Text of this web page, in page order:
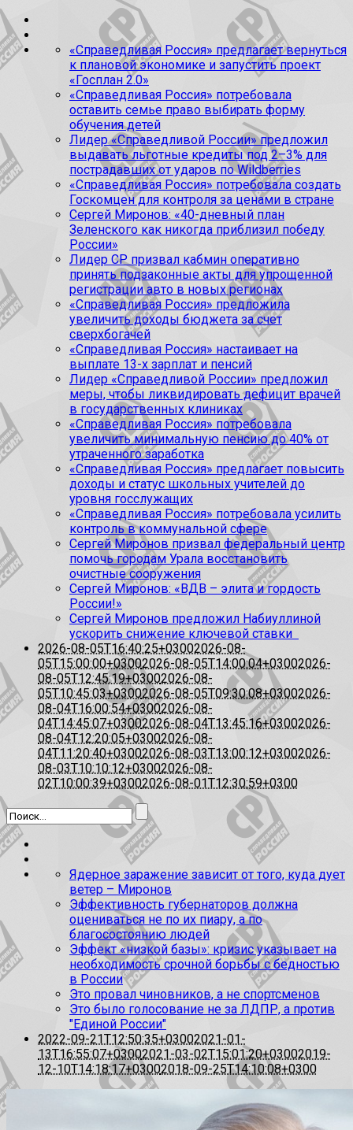
«Справедливая Россия» предлагает вернуться
к плановой экономике и запустить проект
«Госплан 2.0»
«Справедливая Россия» потребовала
оставить семье право выбирать форму
обучения детей
Лидер «Справедливой России» предложил
выдавать льготные кредиты под 2–3% для
пострадавших от ударов по Wildberries
«Справедливая Россия» потребовала создать
Госкомцен для контроля за ценами в стране
Сергей Миронов: «40-дневный план
Зеленского как никогда приблизил победу
России»
Лидер СР призвал кабмин оперативно
принять подзаконные акты для упрощенной
регистрации авто в новых регионах
«Справедливая Россия» предложила
увеличить доходы бюджета за счет
сверхбогачей
«Справедливая Россия» настаивает на
выплате 13-х зарплат и пенсий
Лидер «Справедливой России» предложил
меры, чтобы ликвидировать дефицит врачей
в государственных клиниках
«Справедливая Россия» потребовала
увеличить минимальную пенсию до 40% от
утраченного заработка
«Справедливая Россия» предлагает повысить
доходы и статус школьных учителей до
уровня госслужащих
«Справедливая Россия» потребовала усилить
контроль в коммунальной сфере
Сергей Миронов призвал федеральный центр
помочь городам Урала восстановить
очистные сооружения
Сергей Миронов: «ВДВ – элита и гордость
России!»
Сергей Миронов предложил Набиуллиной
ускорить снижение ключевой ставки
2026-08-05T16:40:25+03002026-08-
05T15:00:00+03002026-08-05T14:00:04+03002026-
08-05T12:45:19+03002026-08-
05T10:45:03+03002026-08-05T09:30:08+03002026-
08-04T16:00:54+03002026-08-
04T14:45:07+03002026-08-04T13:45:16+03002026-
08-04T12:20:05+03002026-08-
04T11:20:40+03002026-08-03T13:00:12+03002026-
08-03T10:10:12+03002026-08-
02T10:00:39+03002026-08-01T12:30:59+0300
Ядерное заражение зависит от того, куда дует
ветер – Миронов
Эффективность губернаторов должна
оцениваться не по их пиару, а по
благосостоянию людей
Эффект «низкой базы»: кризис указывает на
необходимость срочной борьбы с бедностью
в России
Это провал чиновников, а не спортсменов
Это было голосование не за ЛДПР, а против
"Единой России"
2022-09-21T12:50:35+03002021-01-
13T16:55:07+03002021-03-02T15:01:20+03002019-
12-10T14:18:17+03002018-09-25T14:10:08+0300